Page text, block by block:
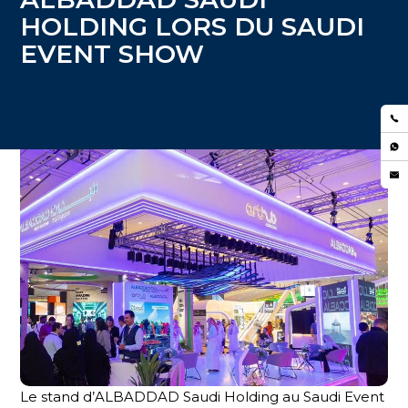
HOLDING LORS DU SAUDI
EVENT SHOW
Le stand d’ALBADDAD Saudi Holding au Saudi Event